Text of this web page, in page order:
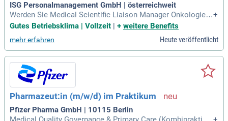
ISG Personalmanagement GmbH | österreichweit
Werden Sie Medical Scientific Liaison Manager Onkologie
(m/w/d) in einem führenden, internationalen Pharmaunterne
atientenwünsche ein und gestalten Sie aktiv die Zukunft der
Onkologie mit uns.
+
Gutes Betriebsklima | Vollzeit
+ weitere Benefits
mehr erfahren Heute veröffentlicht
Pharmazeut:in (m/w/d) im Praktikum
Pfizer Pharma GmbH | 10115 Berlin